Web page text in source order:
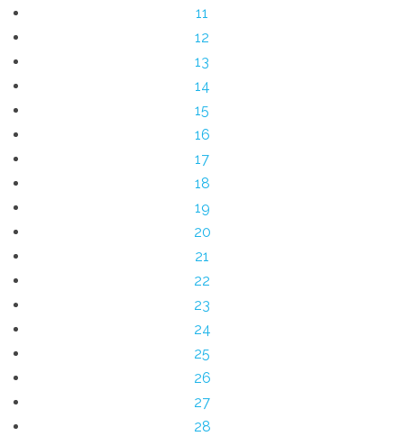
11
12
13
14
15
16
17
18
19
20
21
22
23
24
25
26
27
28